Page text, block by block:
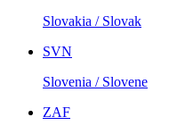
Slovakia / Slovak
SVN
Slovenia / Slovene
ZAF